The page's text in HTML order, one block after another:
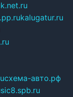
kalugatur.ru
схема-авто.рф